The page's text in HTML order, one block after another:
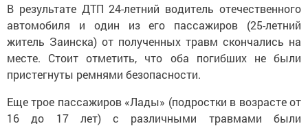
В результате ДТП 24-летний водитель отечественного
автомобиля и один из его пассажиров (25-летний
житель Заинска) от полученных травм скончались на
месте. Стоит отметить, что оба погибших не были
пристегнуты ремнями безопасности.
Еще трое пассажиров «Лады» (подростки в возрасте от
16 до 17 лет) с различными травмами были